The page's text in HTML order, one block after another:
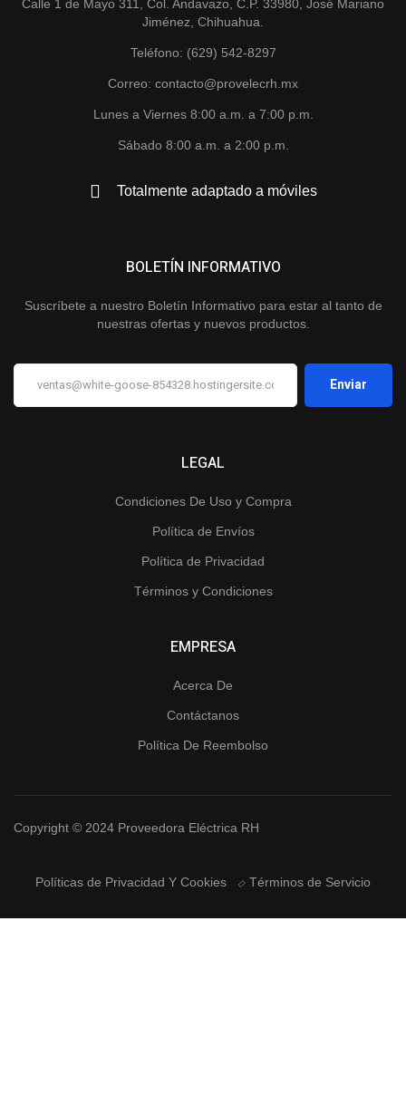
Calle 1 de Mayo 311, Col. Andavazo, C.P. 33980, José Mariano
Jiménez, Chihuahua.
Teléfono: (629) 542-8297
Correo: contacto@provelecrh.mx
Lunes a Viernes 8:00 a.m. a 7:00 p.m.
Sábado 8:00 a.m. a 2:00 p.m.
Totalmente adaptado a móviles
LEGAL
Condiciones De Uso y Compra
Política de Envíos
Política de Privacidad
Términos y Condiciones
EMPRESA
Acerca De
Contáctanos
Política De Reembolso
BOLETÍN INFORMATIVO
Suscríbete a nuestro Boletín Informativo para estar al tanto de
nuestras ofertas y nuevos productos.
Copyright © 2024 Proveedora Eléctrica RH
Políticas de Privacidad Y Cookies Términos de Servicio